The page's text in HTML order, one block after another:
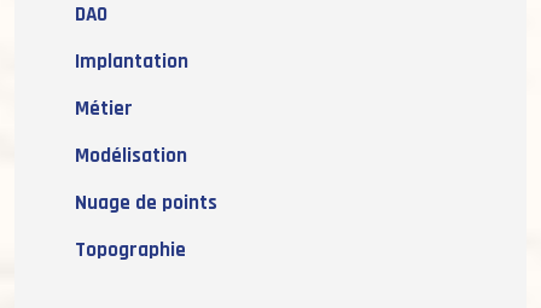
DAO
Implantation
Métier
Modélisation
Nuage de points
Topographie